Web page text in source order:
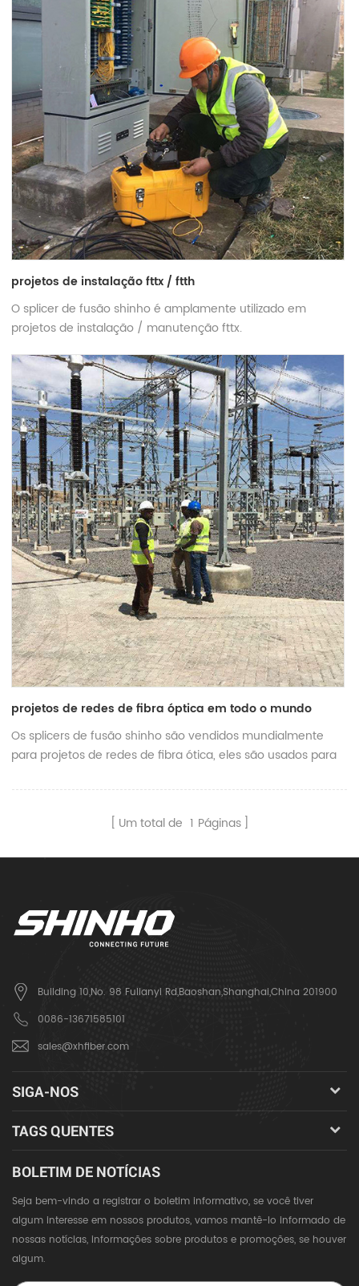
projetos de instalação fttx / ftth
O splicer de fusão shinho é amplamente utilizado em
projetos de instalação / manutenção fttx.
projetos de redes de fibra óptica em todo o mundo
Os splicers de fusão shinho são vendidos mundialmente
para projetos de redes de fibra ótica, eles são usados ​​para
temperatura, em baixa / alta altitude etc. todos os splicers
de fusão shinho apresentam estabilidade e confiabilidade.
Um total de 1 Páginas
Building 10,No. 98 Fulianyi Rd,Baoshan,Shanghai,China 201900
0086-13671585101
sales@xhfiber.com
SIGA-NOS
TAGS QUENTES
BOLETIM DE NOTÍCIAS
Seja bem-vindo a registrar o boletim informativo, se você tiver
algum interesse em nossos produtos, vamos mantê-lo informado de
nossas notícias, informações sobre produtos e promoções, se houver
algum.